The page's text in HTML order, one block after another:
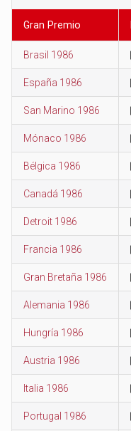
Gran Premio
Brasil 1986
España 1986
San Marino 1986
Mónaco 1986
Bélgica 1986
Canadá 1986
Detroit 1986
Francia 1986
Gran Bretaña 1986
Alemania 1986
Hungría 1986
Austria 1986
Italia 1986
Portugal 1986